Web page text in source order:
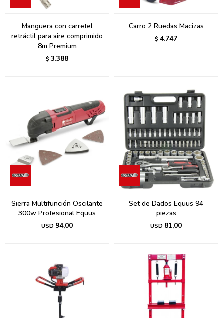
Manguera con carretel
retráctil para aire comprimido
8m Premium
$ 3.388
Carro 2 Ruedas Macizas
$ 4.747
Sierra Multifunción Oscilante
300w Profesional Equus
USD 94,00
Set de Dados Equus 94
piezas
USD 81,00